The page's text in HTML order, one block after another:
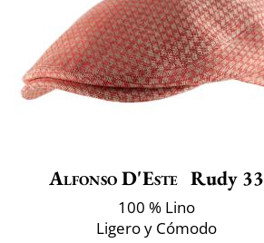
Alfonso D'Este Rudy 33
100 % Lino
Ligero y Cómodo